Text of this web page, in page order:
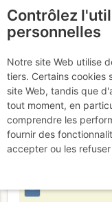
弗里堡
Type de région
–
Contrôlez
personnelles
Notre site Web utilise
tiers. Certains cookies
site Web, tandis que
tout moment, en
comprendre les
fournir des
accepter ou les